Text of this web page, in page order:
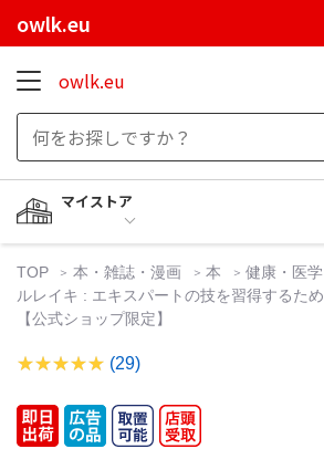
owlk.eu
owlk.eu
マイストア
TOP 本・雑誌・漫画 本 健康・医学
ルレイキ : エキスパートの技を習得するた
【公式ショップ限定】
(29)